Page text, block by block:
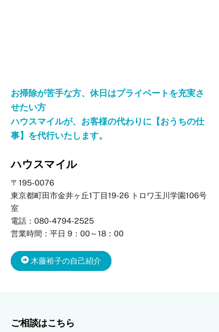
お掃除が苦手な方、休日はプライベートを充実さ
せたい方
ハウスマイルが、お客様の代わりに【おうちの仕
事】を代行いたします。
ハウスマイル
〒195-0076
東京都町田市金井ヶ丘1丁目19-26 トロワ玉川学園106号
室
電話：080-4794-2525
営業時間：平日 9：00～18：00
木藤裕子の自己紹介
ご相談はこちら